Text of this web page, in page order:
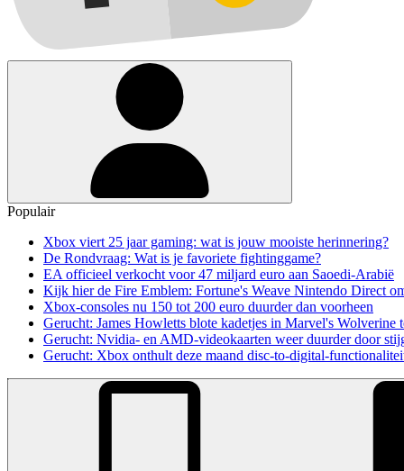
Populair
Xbox viert 25 jaar gaming: wat is jouw mooiste herinnering?
De Rondvraag: Wat is je favoriete fightinggame?
EA officieel verkocht voor 47 miljard euro aan Saoedi-Arabië
Kijk hier de Fire Emblem: Fortune's Weave Nintendo Direct
Xbox-consoles nu 150 tot 200 euro duurder dan voorheen
Gerucht: James Howletts blote kadetjes in Marvel's Wolverine
Gerucht: Nvidia- en AMD-videokaarten weer duurder door
Gerucht: Xbox onthult deze maand disc-to-digital-